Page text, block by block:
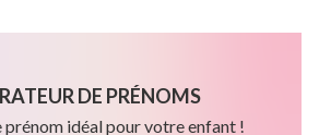
DE PRÉNOMS
prénom idéal pour votre enfant !